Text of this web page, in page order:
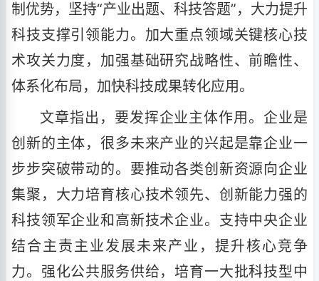
制优势，坚持“产业出题、科技答题”，大力提升
科技支撑引领能力。加大重点领域关键核心技
术攻关力度，加强基础研究战略性、前瞻性、
体系化布局，加快科技成果转化应用。
文章指出，要发挥企业主体作用。企业是
创新的主体，很多未来产业的兴起是靠企业一
步步突破带动的。要推动各类创新资源向企业
集聚，大力培育核心技术领先、创新能力强的
科技领军企业和高新技术企业。支持中央企业
结合主责主业发展未来产业，提升核心竞争
力。强化公共服务供给，培育一大批科技型中